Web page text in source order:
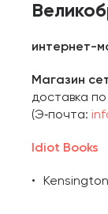
интернет-
Магазин
доставка
(Э‑почта:
Idiot Books